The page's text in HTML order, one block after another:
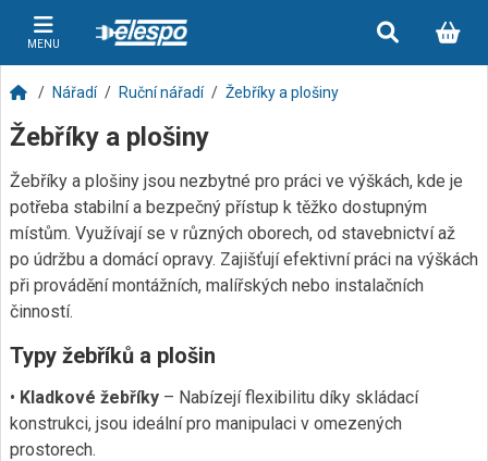
MENU
Nářadí Ruční nářadí Žebříky a plošiny
Žebříky a plošiny
Žebříky a plošiny jsou nezbytné pro práci ve výškách, kde je
potřeba stabilní a bezpečný přístup k těžko dostupným
místům. Využívají se v různých oborech, od stavebnictví až
po údržbu a domácí opravy. Zajišťují efektivní práci na výškách
při provádění montážních, malířských nebo instalačních
činností.
Typy žebříků a plošin
• Kladkové žebříky – Nabízejí flexibilitu díky skládací
konstrukci, jsou ideální pro manipulaci v omezených
prostorech.